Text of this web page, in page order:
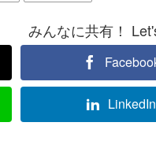
みんなに共有！
LinkedIn